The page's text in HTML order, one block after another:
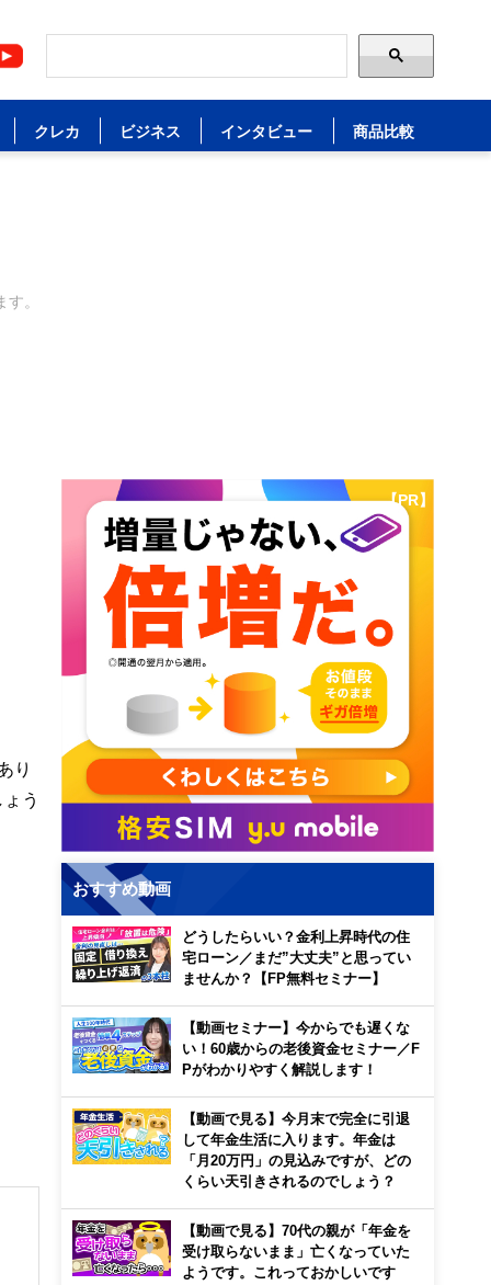
クレカ ビジネス インタビュー 商品比較
。
り
う
【PR】
おすすめ動画
どうしたらいい？金利上昇時代の住
宅ローン／まだ”大丈夫”と思ってい
ませんか？【FP無料セミナー】
【動画セミナー】今からでも遅くな
い！60歳からの老後資金セミナー／F
Pがわかりやすく解説します！
【動画で見る】今月末で完全に引退
して年金生活に入ります。年金は
「月20万円」の見込みですが、どの
くらい天引きされるのでしょう？
【動画で見る】70代の親が「年金を
受け取らないまま」亡くなっていた
ようです。これっておかしいです